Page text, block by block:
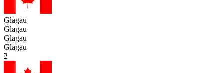
Glagau
Glagau
Glagau
Glagau
2